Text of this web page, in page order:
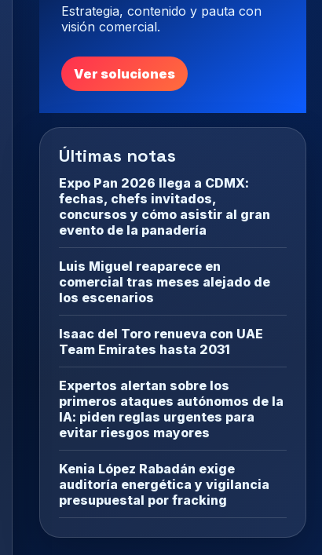
Estrategia, contenido y pauta con
visión comercial.
Ver soluciones
Últimas notas
Expo Pan 2026 llega a CDMX:
fechas, chefs invitados,
concursos y cómo asistir al gran
evento de la panadería
Luis Miguel reaparece en
comercial tras meses alejado de
los escenarios
Isaac del Toro renueva con UAE
Team Emirates hasta 2031
Expertos alertan sobre los
primeros ataques autónomos de la
IA: piden reglas urgentes para
evitar riesgos mayores
Kenia López Rabadán exige
auditoría energética y vigilancia
presupuestal por fracking